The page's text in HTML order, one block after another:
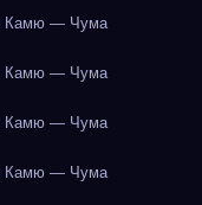
Камю — Чума
Камю — Чума
Камю — Чума
Камю — Чума